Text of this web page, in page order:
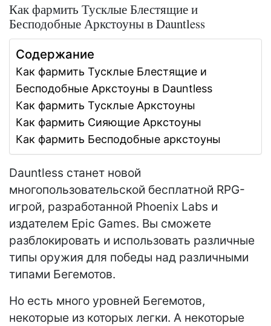
Как фармить Тусклые Блестящие и
Бесподобные Аркстоуны в Dauntless
Содержание
Как фармить Тусклые Блестящие и
Бесподобные Аркстоуны в Dauntless
Как фармить Тусклые Аркстоуны
Как фармить Сияющие Аркстоуны
Как фармить Бесподобные аркстоуны
Dauntless станет новой
многопользовательской бесплатной RPG-
игрой, разработанной Phoenix Labs и
издателем Epic Games. Вы сможете
разблокировать и использовать различные
типы оружия для победы над различными
типами Бегемотов.
Но есть много уровней Бегемотов,
некоторые из которых легки. А некоторые